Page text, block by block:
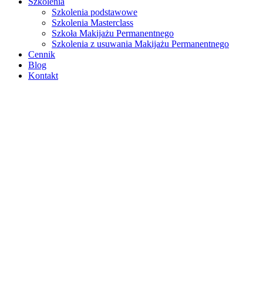
Szkolenia podstawowe
Szkolenia Masterclass
Szkoła Makijażu Permanentnego
Szkolenia z usuwania Makijażu Permanentnego
Cennik
Blog
Kontakt